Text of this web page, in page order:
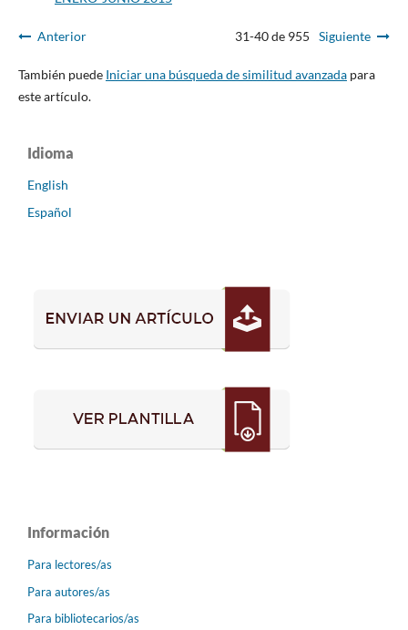
Anterior 31-40 de 955 Siguiente
También puede Iniciar una búsqueda de similitud avanzadapara
este artículo.
Idioma
English
Español
Información
Para lectores/as
Para autores/as
Para bibliotecarios/as